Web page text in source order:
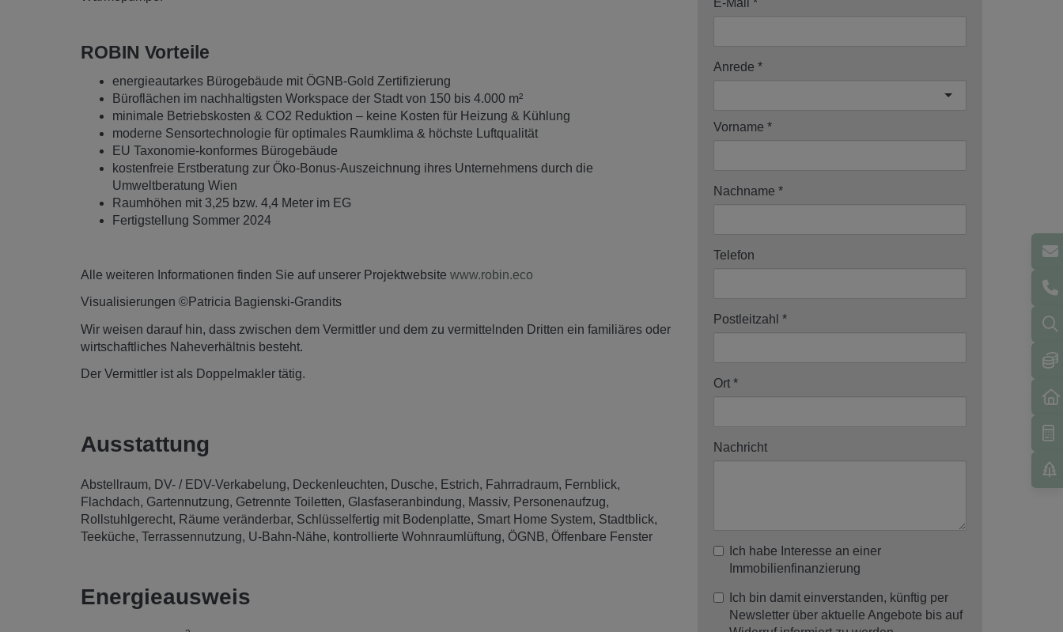
ROBIN Vorteile
energieautarkes Bürogebäude mit ÖGNB-Gold Zertifizierung
Büroflächen im nachhaltigsten Workspace der Stadt von 150 bis 4.000 m²
minimale Betriebskosten & CO2 Reduktion – keine Kosten für Heizung & Kühlung
moderne Sensortechnologie für optimales Raumklima & höchste Luftqualität
EU Taxonomie-konformes Bürogebäude
kostenfreie Erstberatung zur Öko-Bonus-Auszeichnung ihres Unternehmens durch die
Umweltberatung Wien
Raumhöhen mit 3,25 bzw. 4,4 Meter im EG
Fertigstellung Sommer 2024
Alle weiteren Informationen finden Sie auf unserer Projektwebsite www.robin.eco
Visualisierungen ©Patricia Bagienski-Grandits
Wir weisen darauf hin, dass zwischen dem Vermittler und dem zu vermittelnden Dritten ein familiäres oder
wirtschaftliches Naheverhältnis besteht.
Der Vermittler ist als Doppelmakler tätig.
Ausstattung
Abstellraum DV- / EDV-Verkabelung Deckenleuchten Dusche Estrich Fahrradraum
Fernblick
Flachdach Gartennutzung Getrennte Toiletten Glasfaseranbindung Massiv
Personenaufzug
Rollstuhlgerecht
Räume veränderbar Schlüsselfertig mit Bodenplatte Smart Home System Stadtblick
Teeküche Terrassennutzung U-Bahn-Nähe kontrollierte Wohnraumlüftung ÖGNB Öffenbare Fenster
Energieausweis
Anrede
Vorname
Nachname
Telefon
Postleitzahl
Ort
Nachricht
Ich habe Interesse an einer
Immobilienfinanzierung
Ich bin damit einverstanden, künftig per
Newsletter über aktuelle Angebote bis auf